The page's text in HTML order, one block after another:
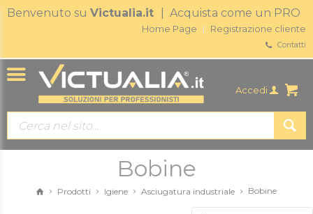
Benvenuto su Victualia.it | Acquista come un PRO
Home Page Registrazione cliente
Contatti
Accedi
Bobine
Prodotti Igiene Asciugatura industriale Bobine